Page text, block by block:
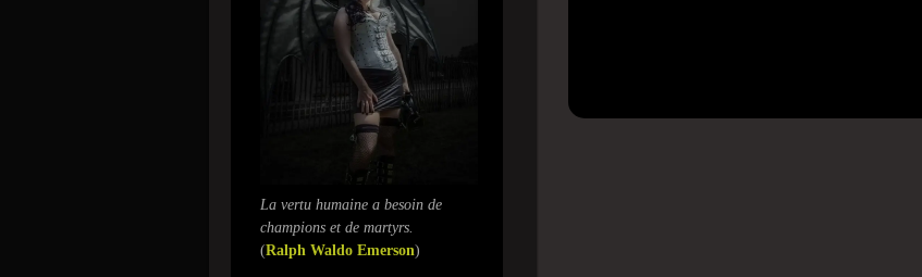
La vertu humaine a besoin de
champions et de martyrs.
(Ralph Waldo Emerson)